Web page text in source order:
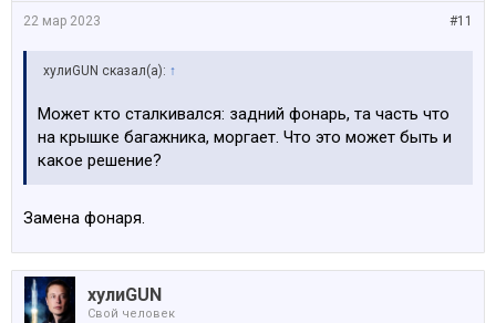
#11
22 мар 2023
хулиGUN сказал(а): ↑
Может кто сталкивался: задний фонарь, та часть что
на крышке багажника, моргает. Что это может быть и
какое решение?
Замена фонаря.
хулиGUN
Свой человек